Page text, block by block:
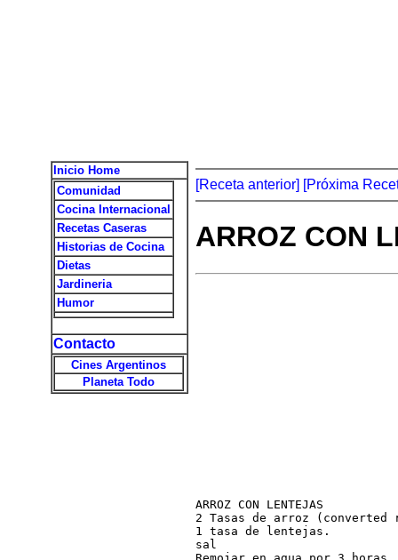
Inicio Home
Comunidad
Cocina Internacional
Recetas Caseras
Historias de Cocina
Dietas
Jardineria
Humor
Contacto
Cines Argentinos
Planeta Todo
[Receta anterior] [Próxima
ARROZ CON
ARROZ CON LENTEJAS
2 Tasas de arroz
1 tasa de lentejas.
sal